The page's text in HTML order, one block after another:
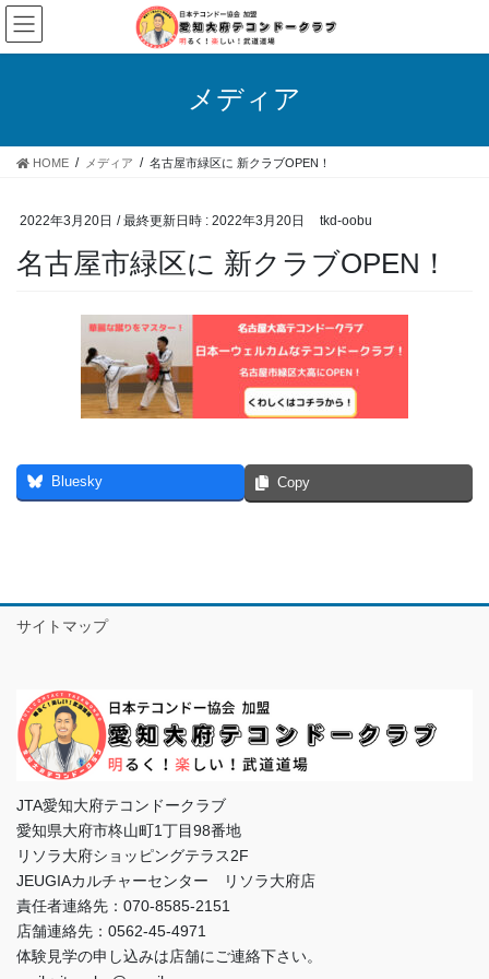
コ
ン
テ
ス
ナ
ビ
ゲ
ン
メディア
HOME メディア 名古屋市緑区に 新クラブOPEN！
2022年3月20日 / 最終更新日時 : 2022年3月20日 tkd-oobu
名古屋市緑区に 新クラブOPEN！
Bluesky Copy
サイトマップ
JTA愛知大府テコンドークラブ
愛知県大府市柊山町1丁目98番地
リソラ大府ショッピングテラス2F
JEUGIAカルチャーセンター リソラ大府店
責任者連絡先：070-8585-2151
店舗連絡先：0562-45-4971
体験見学の申し込みは店舗にご連絡下さい。